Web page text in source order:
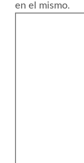
en el mismo.